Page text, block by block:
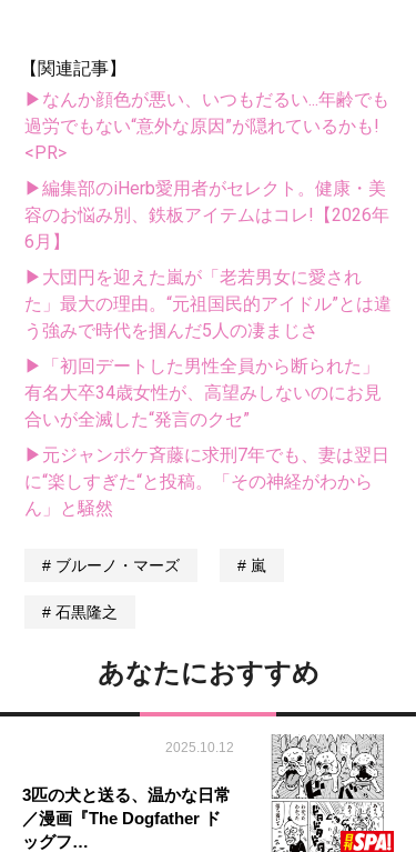
【関連記事】
▶なんか顔色が悪い、いつもだるい...年齢でも
過労でもない“意外な原因”が隠れているかも!
<PR>
▶編集部のiHerb愛用者がセレクト。健康・美
容のお悩み別、鉄板アイテムはコレ!【2026年
6月】
▶大団円を迎えた嵐が「老若男女に愛され
た」最大の理由。“元祖国民的アイドル”とは違
う強みで時代を掴んだ5人の凄まじさ
▶「初回デートした男性全員から断られた」
有名大卒34歳女性が、高望みしないのにお見
合いが全滅した“発言のクセ”
▶元ジャンポケ斉藤に求刑7年でも、妻は翌日
に“楽しすぎた“と投稿。「その神経がわから
ん」と騒然
ブルーノ・マーズ 嵐
石黒隆之
あなたにおすすめ
2025.10.12
3匹の犬と送る、温かな日常
／漫画『The Dogfather ド
ッグフ…